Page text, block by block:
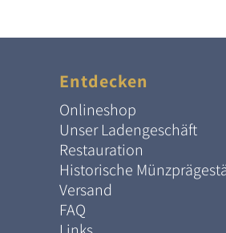
Entdecken
Onlineshop
Unser Ladengeschäft
Restauration
Historische
Versand
FAQ